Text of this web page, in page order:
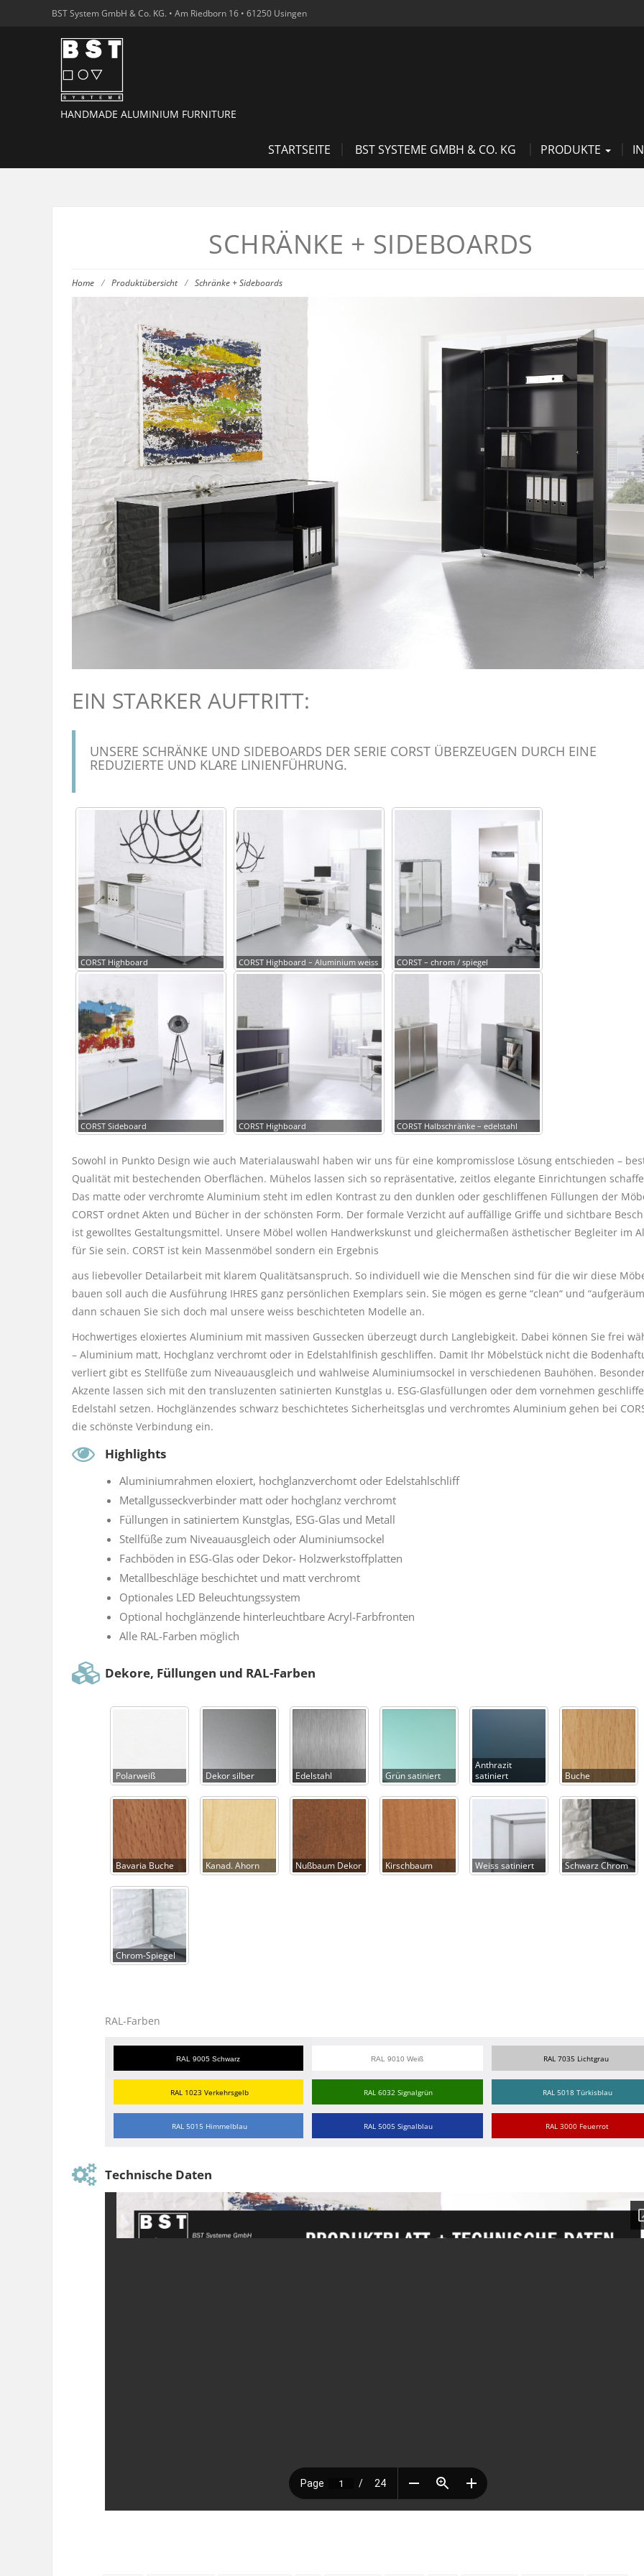
BST System GmbH & Co. KG. • Am Riedborn 16 • 61250 Usingen
HANDMADE ALUMINIUM FURNITURE
STARTSEITE BST SYSTEME GMBH & CO. KG PRODUKTE
SCHRÄNKE + SIDEBOARDS
Home / Produktübersicht / Schränke + Sideboards
EIN STARKER AUFTRITT:
UNSERE SCHRÄNKE UND SIDEBOARDS DER SERIE CORST ÜBERZEUGEN DURCH EINE
REDUZIERTE UND KLARE LINIENFÜHRUNG.
CORST Highboard CORST Highboard – Aluminium weiss CORST – chrom / spiegel
CORST Sideboard CORST Highboard CORST Halbschränke – edelstahl
Sowohl in Punkto Design wie auch Materialauswahl haben wir uns für eine kompromisslose Lösung entschieden –
Qualität mit bestechenden Oberflächen. Mühelos lassen sich so repräsentative, zeitlos elegante Einrichtungen
Das matte oder verchromte Aluminium steht im edlen Kontrast zu den dunklen oder geschliffenen Füllungen der
CORST ordnet Akten und Bücher in der schönsten Form. Der formale Verzicht auf auffällige Griffe und sichtbare
ist gewolltes Gestaltungsmittel. Unsere Möbel wollen Handwerkskunst und gleichermaßen ästhetischer Begleiter im
für Sie sein. CORST ist kein Massenmöbel sondern ein Ergebnis
aus liebevoller Detailarbeit mit klarem Qualitätsanspruch. So individuell wie die Menschen sind für die wir diese
bauen soll auch die Ausführung IHRES ganz persönlichen Exemplars sein. Sie mögen es gerne “clean“ und
dann schauen Sie sich doch mal unsere weiss beschichteten Modelle an.
Hochwertiges eloxiertes Aluminium mit massiven Gussecken überzeugt durch Langlebigkeit. Dabei können Sie frei
– Aluminium matt, Hochglanz verchromt oder in Edelstahlfinish geschliffen. Damit Ihr Möbelstück nicht die
verliert gibt es Stellfüße zum Niveauausgleich und wahlweise Aluminiumsockel in verschiedenen Bauhöhen.
Akzente lassen sich mit den transluzenten satinierten Kunstglas u. ESG-Glasfüllungen oder dem vornehmen
Edelstahl setzen. Hochglänzendes schwarz beschichtetes Sicherheitsglas und verchromtes Aluminium gehen bei
die schönste Verbindung ein.
Highlights
Aluminiumrahmen eloxiert, hochglanzverchomt oder Edelstahlschliff
Metallgusseckverbinder matt oder hochglanz verchromt
Füllungen in satiniertem Kunstglas, ESG-Glas und Metall
Stellfüße zum Niveauausgleich oder Aluminiumsockel
Fachböden in ESG-Glas oder Dekor- Holzwerkstoffplatten
Metallbeschläge beschichtet und matt verchromt
Optionales LED Beleuchtungssystem
Optional hochglänzende hinterleuchtbare Acryl-Farbfronten
Alle RAL-Farben möglich
Dekore, Füllungen und RAL-Farben
Polarweiß Dekor silber Edelstahl Grün satiniert
Anthrazit
satiniert
Buche
Bavaria Buche Kanad. Ahorn Nußbaum Dekor Kirschbaum Weiss satiniert Schwarz Chrom
Chrom-Spiegel
RAL-Farben
RAL 9005 Schwarz RAL 9010 Weiß RAL 7035 Lichtgrau
RAL 1023 Verkehrsgelb RAL 6032 Signalgrün RAL 5018 Türkisblau
RAL 5015 Himmelblau RAL 5005 Signalblau RAL 3000 Feuerrot
Technische Daten